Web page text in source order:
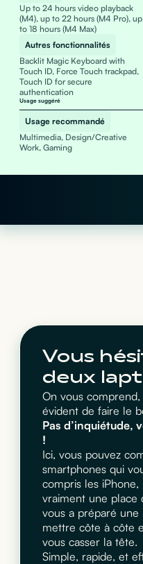
Up to 24 hours video playback
(M4), up to 22 hours (M4 Pro), up
to 18 hours (M4 Max)
Autres fonctionnalités
Backlit Magic Keyboard with
Touch ID, Force Touch trackpad,
Touch ID for secure
authentication
Usage suggéré
Usage recommandé
Multimedia, Design/Creative
Work, Gaming
Vous
deux
On vous comprend,
évident de faire le
Pas d’inquiétude,
!
Ici, vous pouvez
smartphones qui
compris les
vraiment une place
vous a préparé une
mettre côte à côte
vous casser la tête.
Simple, rapide, et